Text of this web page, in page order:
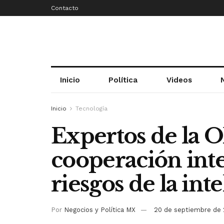
Contacto
Inicio Política Videos
Inicio Tecnología
Expertos de la
cooperación
riesgos de la
Por Negocios y Política MX 20 de septiembre de